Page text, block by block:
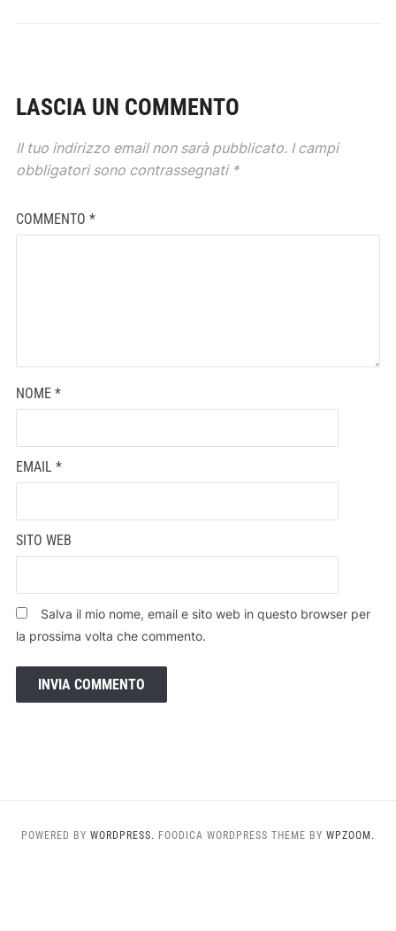
LASCIA UN COMMENTO
Il tuo indirizzo email non sarà pubblicato. I campi
obbligatori sono contrassegnati *
COMMENTO *
NOME *
EMAIL *
SITO WEB
Salva il mio nome, email e sito web in questo browser per
la prossima volta che commento.
POWERED BY WORDPRESS. FOODICA WORDPRESS THEME BY WPZOOM.